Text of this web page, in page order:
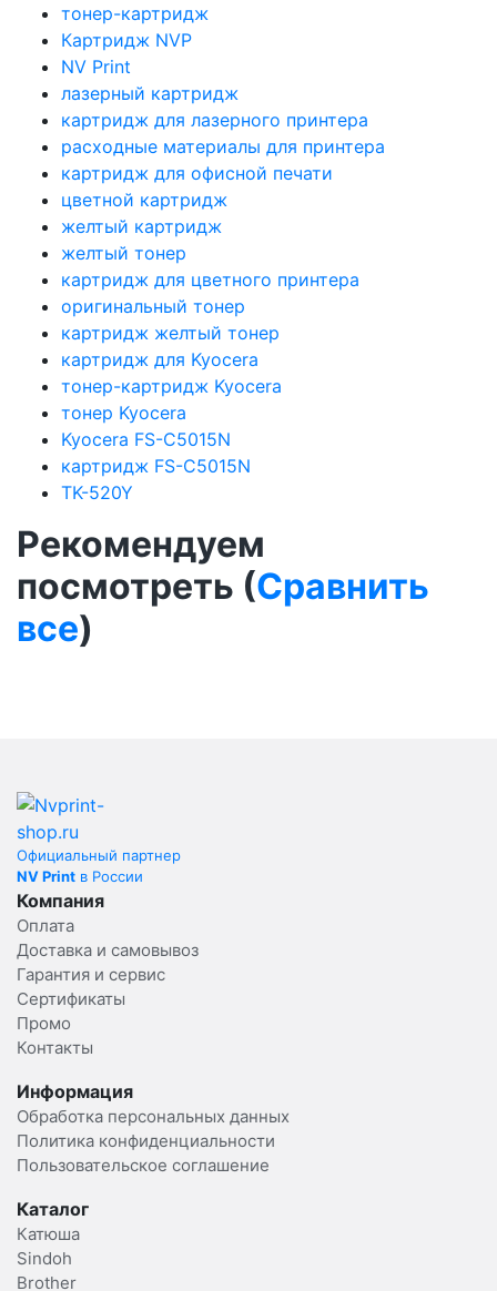
тонер-картридж
Картридж NVP
NV Print
лазерный картридж
картридж для лазерного принтера
расходные материалы для принтера
картридж для офисной печати
цветной картридж
желтый картридж
желтый тонер
картридж для цветного принтера
оригинальный тонер
картридж желтый тонер
картридж для Kyocera
тонер-картридж Kyocera
тонер Kyocera
Kyocera FS-C5015N
картридж FS-C5015N
TK-520Y
Рекомендуем
посмотреть (Сравнить
все)
Официальный партнер
NV Print в России
Компания
Оплата
Доставка и самовывоз
Гарантия и сервис
Сертификаты
Промо
Контакты
Информация
Обработка персональных данных
Политика конфиденциальности
Пользовательское соглашение
Каталог
Катюша
Sindoh
Brother